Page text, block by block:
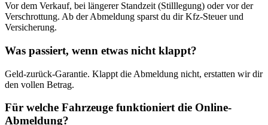
Vor dem Verkauf, bei längerer Standzeit (Stilllegung) oder vor der
Verschrottung. Ab der Abmeldung sparst du dir Kfz-Steuer und
Versicherung.
Was passiert, wenn etwas nicht klappt?
Geld-zurück-Garantie. Klappt die Abmeldung nicht, erstatten wir dir
den vollen Betrag.
Für welche Fahrzeuge funktioniert die Online-
Abmeldung?